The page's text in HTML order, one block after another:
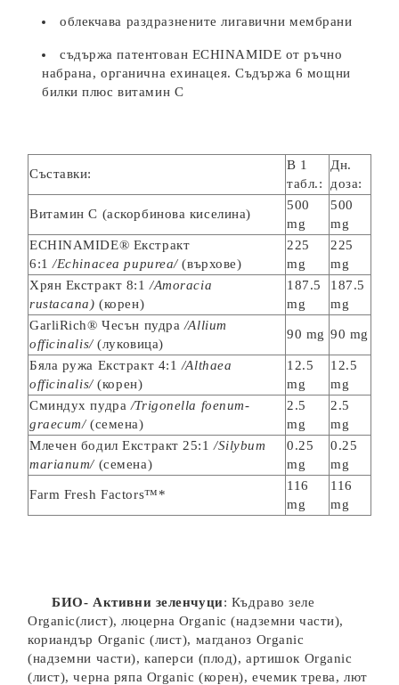
облекчава раздразнените лигавични мембрани
съдържа патентован ECHINAMIDE от ръчно
набрана, органична ехинацея. Съдържа 6 мощни
билки плюс витамин С
Съставки:
В 1
табл.:
Дн.
доза:
Витамин С (аскорбинова киселина)
500
mg
500
mg
ECHINAMIDE® Екстракт
6:1/Echinacea pupurea/(върхове)
225
mg
225
mg
Хрян Екстракт 8:1/Amoracia
rustacana) (корен)
187.5
mg
187.5
mg
GarliRich® Чесън пудра /Allium
officinalis/(луковица)
90 mg 90 mg
Бяла ружа Екстракт 4:1 /Althaea
officinalis/(корен)
12.5
mg
12.5
mg
Сминдух пудра /Trigonella foenum-
graecum/(семена)
2.5
mg
2.5
mg
Млечен бодил Екстракт 25:1/Silybum
marianum/ (семена)
0.25
mg
0.25
mg
Farm Fresh Factors™*
116
mg
116
mg
БИО- Активни зеленчуци: Къдраво зеле
Organic(лист), люцерна Organic (надземни части),
кориандър Organic (лист), магданоз Organic
(надземни части), каперси (плод), артишок Organic
(лист), черна ряпа Organic (корен), ечемик трева, лют